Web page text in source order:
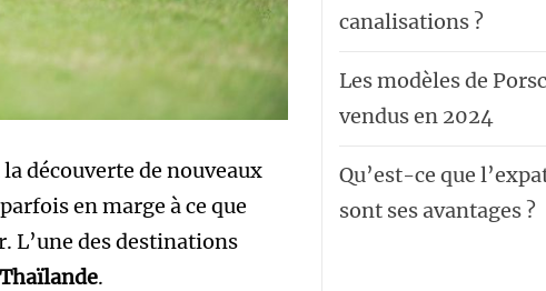
découverte de nouveaux
en marge à ce que
L’une des destinations
.
canalisations ?
Les modèles de
vendus en 2024
Qu’est-ce que
sont ses avantages ?